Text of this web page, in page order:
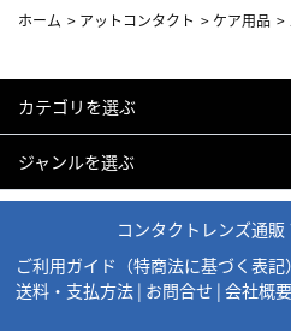
ホーム > アットコンタクト > ケア用品 >
カテゴリを選ぶ
ジャンルを選ぶ
コンタクトレンズ通
ご利用ガイド（特商法に基づく表記）
送料・支払方法 | お問合せ |会社概要